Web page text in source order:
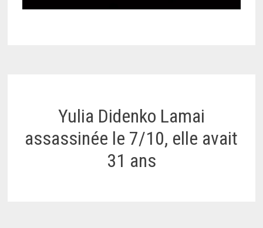
Yulia Didenko Lamai
assassinée le 7/10, elle avait
31 ans